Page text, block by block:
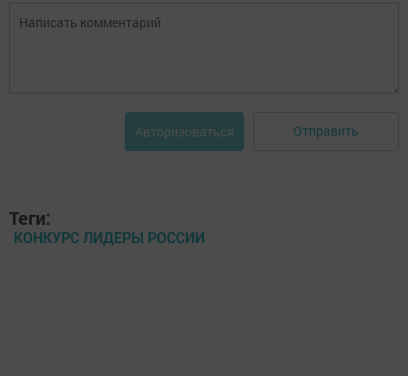
Авторизоваться Отправить
Теги:
КОНКУРС ЛИДЕРЫ РОССИИ